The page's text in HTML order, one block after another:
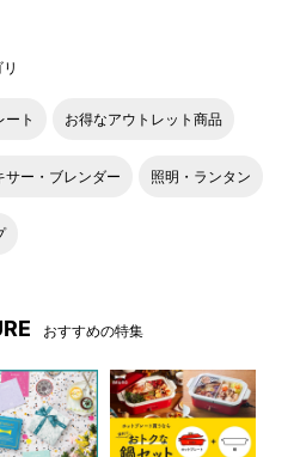
ート お得なアウトレット商品
サー・ブレンダー 照明・ランタン
おすすめの特集